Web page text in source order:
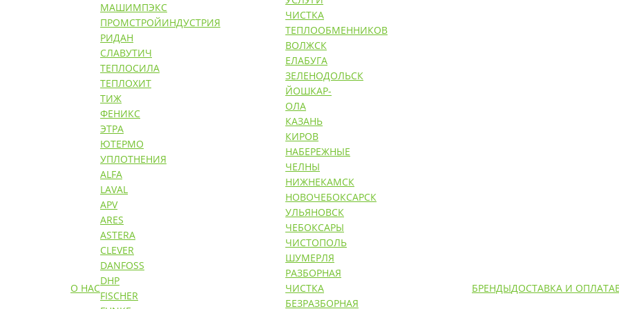
О НАС
МАШИМПЭКС
ПРОМСТРОЙИНДУСТРИЯ
РИДАН
СЛАВУТИЧ
ТЕПЛОСИЛА
ТЕПЛОХИТ
ТИЖ
ФЕНИКС
ЭТРА
ЮТЕРМО
УПЛОТНЕНИЯ
ALFA
LAVAL
APV
ARES
ASTERA
CLEVER
DANFOSS
DHP
FISCHER
ЧИСТКА
ТЕПЛООБМЕННИКОВ
ВОЛЖСК
ЕЛАБУГА
ЗЕЛЕНОДОЛЬСК
ЙОШКАР-
ОЛА
КАЗАНЬ
КИРОВ
НАБЕРЕЖНЫЕ
ЧЕЛНЫ
НИЖНЕКАМСК
НОВОЧЕБОКСАРСК
УЛЬЯНОВСК
ЧЕБОКСАРЫ
ЧИСТОПОЛЬ
ШУМЕРЛЯ
РАЗБОРНАЯ
ЧИСТКА
БЕЗРАЗБОРНАЯ
БРЕНДЫДОСТАВКА И ОПЛАТА